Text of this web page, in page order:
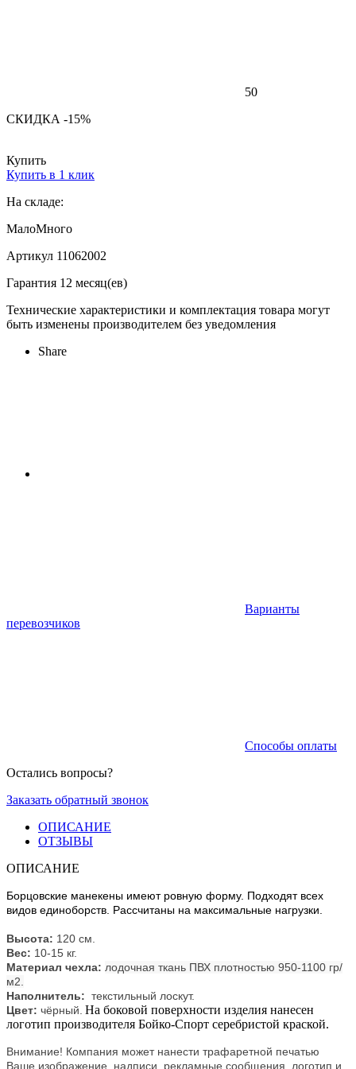
50
СКИДКА -15%
Купить
Купить в 1 клик
На складе:
МалоМного
Артикул 11062002
Гарантия 12 месяц(ев)
Технические характеристики и комплектация товара могут
быть изменены производителем без уведомления
Share
Варианты
перевозчиков
Способы оплаты
Остались вопросы?
Заказать обратный звонок
ОПИСАНИЕ
ОТЗЫВЫ
ОПИСАНИЕ
Борцовские манекены имеют ровную форму. Подходят всех
видов единоборств. Рассчитаны на максимальные нагрузки.
Высота: 120 см.
Вес: 10-15 кг.
Материал чехла: лодочная ткань ПВХ плотностью 950-1100 гр/
м2.
Наполнитель: текстильный лоскут.
Цвет: чёрный. На боковой поверхности изделия нанесен
логотип производителя Бойко-Спорт серебристой краской.
Внимание! Компания может нанести трафаретной печатью
Ваше изображение, надписи, рекламные сообщения, логотип и